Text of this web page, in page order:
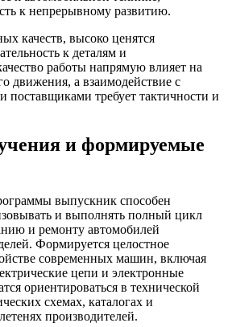
к непрерывному развитию.
качеств, высоко ценятся
к деталям и
работы напрямую влияет на
движения, а взаимодействие с
поставщиками требует тактичности и
и формируемые
выпускник способен
и выполнять полный цикл
и ремонту автомобилей
Формируется целостное
современных машин, включая
цепи и электронные
ориентироваться в технической
схемах, каталогах и
производителей.